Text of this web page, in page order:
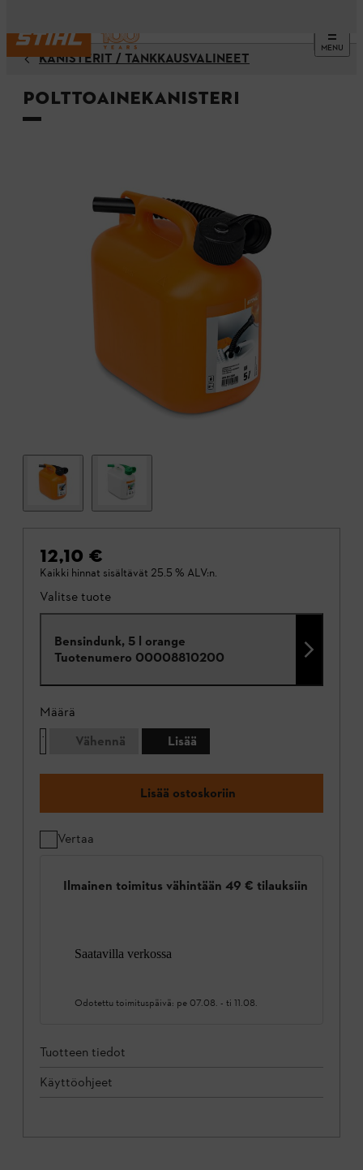
MENU
KANISTERIT / TANKKAUSVÄLINEET
Polttoainekanisteri
12,10 €
Kaikki hinnat sisältävät 25.5 % ALV:n.
Valitse tuote
Bensindunk, 5 l orange
Tuotenumero 00008810200
Määrä
Vähennä
Lisää
Lisää ostoskoriin
Vertaa
Ilmainen toimitus vähintään 49 € tilauksiin
Saatavilla verkossa
Odotettu toimituspäivä: pe 07.08. - ti 11.08.
Tuotteen tiedot
Käyttöohjeet